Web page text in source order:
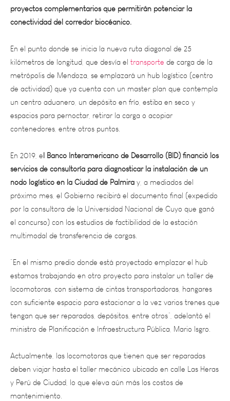
En el punto donde se inicia la nueva ruta diagonal de 25
kilómetros de longitud, que desvía eltransportede carga de la
metrópolis de Mendoza, se emplazará un hub logístico (centro
de actividad) que ya cuenta con un master plan que contempla
un centro aduanero, un depósito en frío, estiba en seco y
espacios para pernoctar, retirar la carga o acopiar
contenedores, entre otros puntos.
En 2019, el Banco Interamericano de Desarrollo (BID) financió los
servicios de consultoría para diagnosticar la instalación de un
nodo logístico en la Ciudad de Palmiray, a mediados del
próximo mes, el Gobierno recibirá el documento final (expedido
por la consultora de la Universidad Nacional de Cuyo que ganó
el concurso) con los estudios de factibilidad de la estación
multimodal de transferencia de cargas.
“En el mismo predio donde está proyectado emplazar el hub
estamos trabajando en otro proyecto para instalar un taller de
locomotoras, con sistema de cintas transportadoras, hangares
con suficiente espacio para estacionar a la vez varios trenes que
tengan que ser reparados, depósitos, entre otros”, adelantó el
ministro de Planificación e Infraestructura Pública, Mario Isgro.
Actualmente, las locomotoras que tienen que ser reparadas
deben viajar hasta el taller mecánico ubicado en calle Las Heras
y Perú de Ciudad, lo que eleva aún más los costos de
mantenimiento.